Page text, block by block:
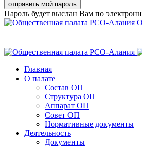
Пароль будет выслан Вам по
Главная
О палате
Состав ОП
Структура ОП
Аппарат ОП
Совет ОП
Нормативные документы
Деятельность
Документы